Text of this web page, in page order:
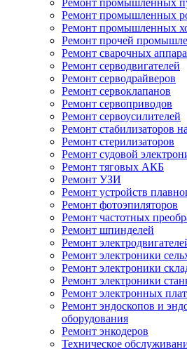
Ремонт промышленных
Ремонт промышленных
Ремонт промышленных
Ремонт прочей
Ремонт сварочных
Ремонт серводвигателей
Ремонт серводрайверов
Ремонт сервоклапанов
Ремонт сервоприводов
Ремонт сервоусилителей
Ремонт стабилизаторов
Ремонт стерилизаторов
Ремонт судовой
Ремонт тяговых АКБ
Ремонт УЗИ
Ремонт устройств
Ремонт фотоэпиляторов
Ремонт частотных
Ремонт шпинделей
Ремонт
Ремонт электроники
Ремонт электроники
Ремонт электроники
Ремонт электронных плат
Ремонт эндоскопов и
оборудования
Ремонт энкодеров
Техническое